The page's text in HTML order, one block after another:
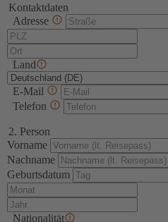
Kontaktdaten
Adresse
Land
E-Mail
Telefon
2. Person
Vorname
Nachname
Geburtsdatum
Nationalität